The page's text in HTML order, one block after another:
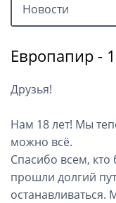
Новости
Европапир -
Друзья!
Нам 18 лет! Мы
можно всё.
Спасибо всем,
прошли долгий